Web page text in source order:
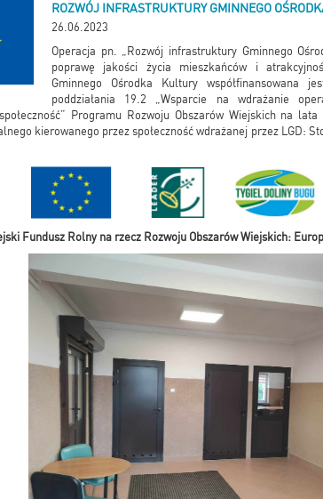
ROZWÓJ INFRASTRUKTURY GMINNEGO
26.06.2023
Operacja pn. „Rozwój infrastruktury Gminnego
poprawę jakości życia mieszkańców i
Gminnego Ośrodka Kultury współfinansowana
poddziałania 19.2 „Wsparcie na wdrażanie
Programu Rozwoju Obszarów Wiejskich na
kierowanego przez społeczność wdrażanej przez LGD:
Fundusz Rolny na rzecz Rozwoju Obszarów Wiejskich: